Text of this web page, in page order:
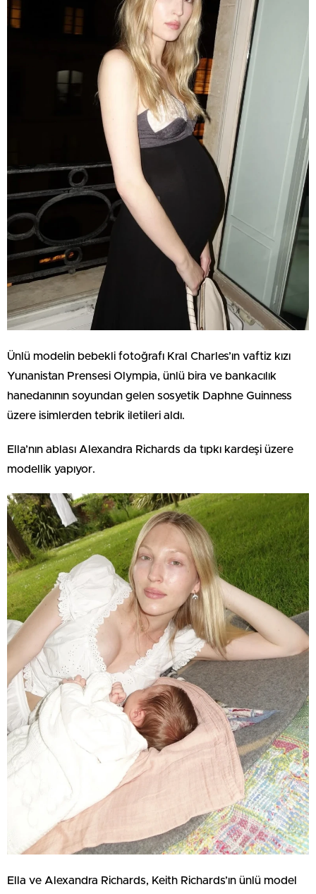
Ünlü modelin bebekli fotoğrafı Kral Charles’ın vaftiz kızı
Yunanistan Prensesi Olympia, ünlü bira ve bankacılık
hanedanının soyundan gelen sosyetik Daphne Guinness
üzere isimlerden tebrik iletileri aldı.
Ella’nın ablası Alexandra Richards da tıpkı kardeşi üzere
modellik yapıyor.
Ella ve Alexandra Richards, Keith Richards’ın ünlü model